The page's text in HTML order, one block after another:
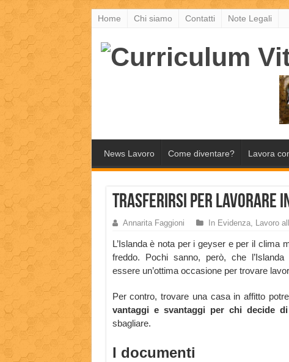
Home Chi siamo Contatti Note Legali
News Lavoro Come diventare? Lavora
Trasferirsi per Lavorare
Annarita Faggioni In Evidenza, Lavoro
L’Islanda è nota per i geyser e per il clima
freddo. Pochi sanno, però, che l’Islanda
essere un’ottima occasione per trovare
Per contro, trovare una casa in affitto
vantaggi e svantaggi per chi decide
sbagliare.
I documenti